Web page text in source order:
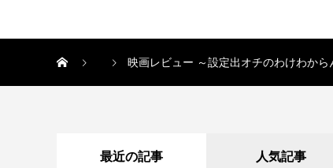
映画レビュー ～設定出オチのわけわから
最近の記事 人気記事